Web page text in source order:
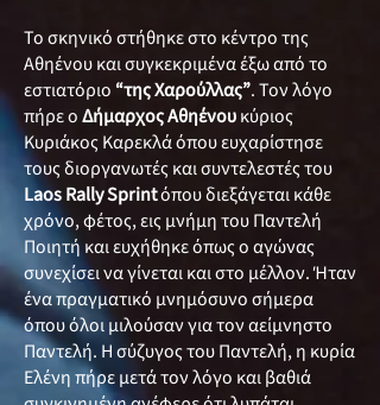
Το σκηνικό στήθηκε στο κέντρο της
Αθηένου και συγκεκριμένα έξω από το
εστιατόριο “της Χαρούλλας”. Τον λόγο
πήρε οΔήμαρχος Αθηένουκύριος
Κυριάκος Καρεκλά όπου ευχαρίστησε
τους διοργανωτές και συντελεστές του
Laos Rally Sprintόπου διεξάγεται κάθε
χρόνο, φέτος, εις μνήμη του Παντελή
Ποιητή και ευχήθηκε όπως ο αγώνας
συνεχίσει να γίνεται και στο μέλλον. Ήταν
ένα πραγματικό μνημόσυνο σήμερα
όπου όλοι μιλούσαν για τον αείμνηστο
Παντελή. Η σύζυγος του Παντελή, η κυρία
Ελένη πήρε μετά τον λόγο και βαθιά